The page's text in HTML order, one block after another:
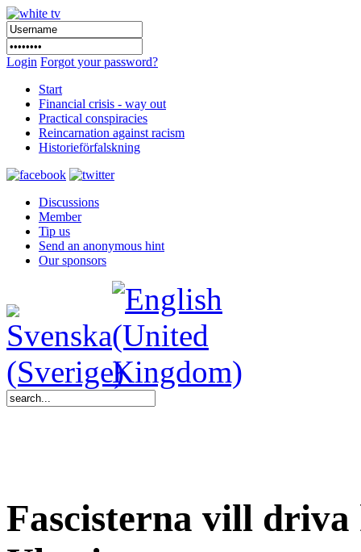
Login Forgot your password?
Start
Financial crisis - way out
Practical conspiracies
Reincarnation against racism
Historieförfalskning
Discussions
Member
Tip us
Send an anonymous hint
Our sponsors
Fascisterna vill